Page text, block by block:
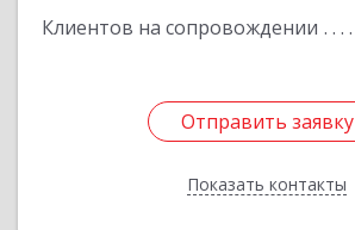
Клиентов на сопровождении
Отправить заявку
Показать контакты
Отправить заявку
Назад